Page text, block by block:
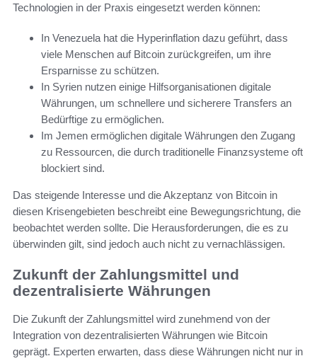
Technologien in der Praxis eingesetzt werden können:
In Venezuela hat die Hyperinflation dazu geführt, dass
viele Menschen auf Bitcoin zurückgreifen, um ihre
Ersparnisse zu schützen.
In Syrien nutzen einige Hilfsorganisationen digitale
Währungen, um schnellere und sicherere Transfers an
Bedürftige zu ermöglichen.
Im Jemen ermöglichen digitale Währungen den Zugang
zu Ressourcen, die durch traditionelle Finanzsysteme oft
blockiert sind.
Das steigende Interesse und die Akzeptanz von Bitcoin in
diesen Krisengebieten beschreibt eine Bewegungsrichtung, die
beobachtet werden sollte. Die Herausforderungen, die es zu
überwinden gilt, sind jedoch auch nicht zu vernachlässigen.
Zukunft der Zahlungsmittel und
dezentralisierte Währungen
Die Zukunft der Zahlungsmittel wird zunehmend von der
Integration von dezentralisierten Währungen wie Bitcoin
geprägt. Experten erwarten, dass diese Währungen nicht nur in